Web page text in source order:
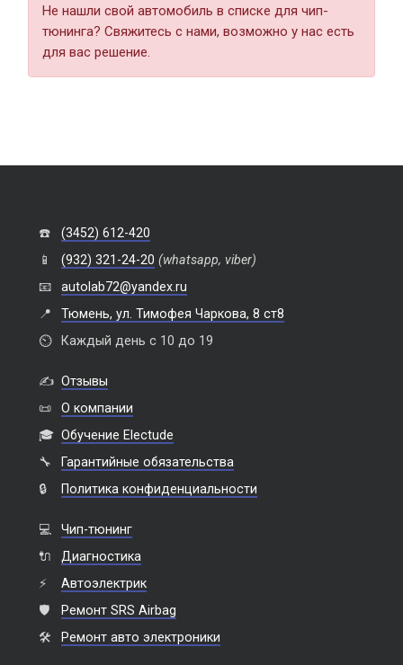
Не нашли свой автомобиль в списке для чип-
тюнинга? Свяжитесь с нами, возможно у нас есть
для вас решение.
☎️
(3452) 612-420
📱
(932) 321-24-20 (whatsapp, viber)
📧
autolab72@yandex.ru
📍
Тюмень, ул. Тимофея Чаркова, 8 ст8
⏲️
Каждый день с 10 до 19
✍️ Отзывы
📜
О компании
🎓 Обучение Electude
🔧
Гарантийные обязательства
🔒
Политика конфиденциальности
💻
Чип-тюнинг
🔌
Диагностика
⚡
Автоэлектрик
🛡️
Ремонт SRS Airbag
🛠️
Ремонт авто электроники